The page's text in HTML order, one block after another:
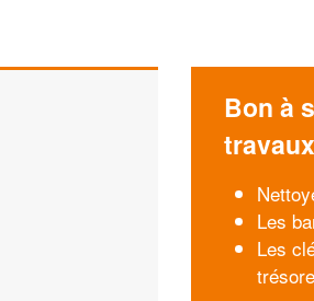
Bon à
travaux
Les
Les